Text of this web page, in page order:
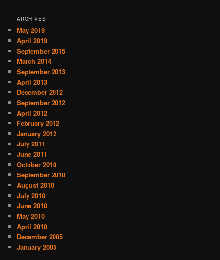
ARCHIVES
May 2019
April 2019
September 2015
March 2014
September 2013
April 2013
December 2012
September 2012
April 2012
February 2012
January 2012
July 2011
June 2011
October 2010
September 2010
August 2010
July 2010
June 2010
May 2010
April 2010
December 2005
January 2005